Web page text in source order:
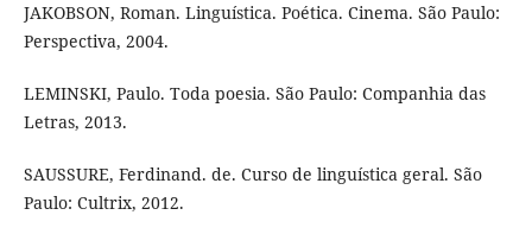
JAKOBSON, Roman. Linguística. Poética. Cinema. São Paulo:
Perspectiva, 2004.
LEMINSKI, Paulo. Toda poesia. São Paulo: Companhia das
Letras, 2013.
SAUSSURE, Ferdinand. de. Curso de linguística geral. São
Paulo: Cultrix, 2012.